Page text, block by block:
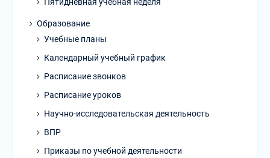
Образование
Учебные планы
Календарный учебный график
Расписание звонков
Расписание уроков
Научно-исследовательская деятельность
ВПР
Приказы по учебной деятельности